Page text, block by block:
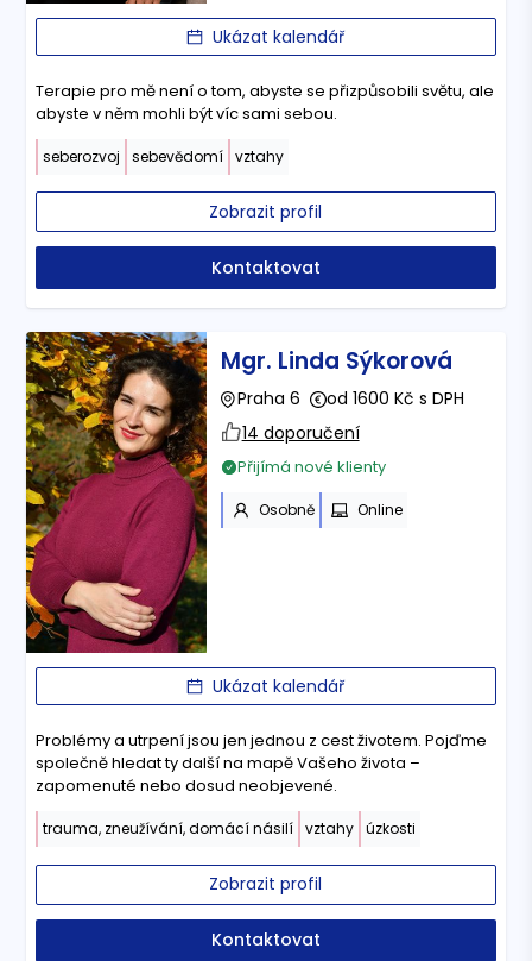
Ukázat kalendář
Terapie pro mě není o tom, abyste se přizpůsobili světu, ale
abyste v něm mohli být víc sami sebou.
seberozvoj sebevědomí vztahy
Zobrazit profil
Kontaktovat
Mgr. Linda Sýkorová
Praha 6
od 1600 Kč s DPH
14 doporučení
Přijímá nové klienty
Osobně Online
Ukázat kalendář
Problémy a utrpení jsou jen jednou z cest životem. Pojďme
společně hledat ty další na mapě Vašeho života –
zapomenuté nebo dosud neobjevené.
trauma, zneužívání, domácí násilí vztahy úzkosti
Zobrazit profil
Kontaktovat